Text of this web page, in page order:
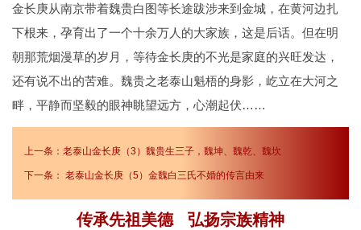
金长庚从南京带着魏贵白图等长途跋涉来到金城，在黄河边扎
下根来，孕育出了一个十余万人的大家族，这是后话。但在明
朝那荒烟漫草的岁月，等待金长庚的不光是家庭的兴旺发达，
还有说不出的苦难。魏贵之老泰山魁梧的身影，屹立在大河之
畔，平静而坚毅的眼神眺望远方，心潮起伏……
上一条： 老泰山金长庚（3）魏贵生三子，魏坤、魏乾、魏坎
下一条： 老泰山金长庚（5）金魏白三氏不婚的传言由来
传承先祖美德 弘扬宗族精神